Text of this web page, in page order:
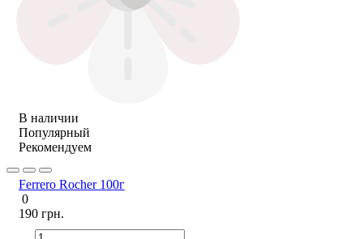
В наличии
Популярный
Рекомендуем
Ferrero Rocher 100г
0
190 грн.